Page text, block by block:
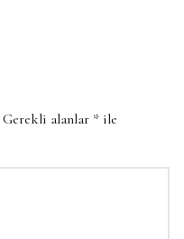
Gerekli alanlar * ile